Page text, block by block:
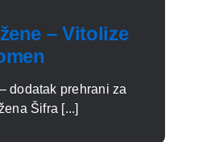
– Vitolize
dodatak prehrani za
Šifra [...]